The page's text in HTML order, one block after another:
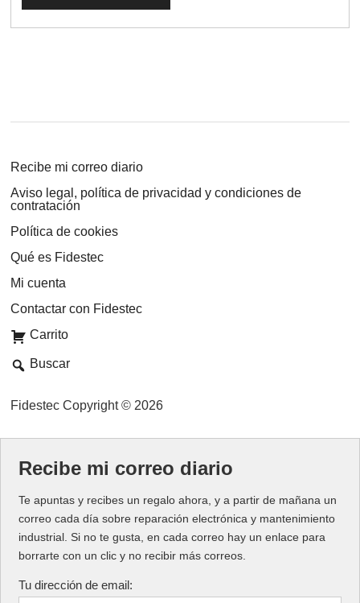
Recibe mi correo diario
Aviso legal, política de privacidad y condiciones de
contratación
Política de cookies
Qué es Fidestec
Mi cuenta
Contactar con Fidestec
Carrito
Buscar
Fidestec Copyright © 2026
Recibe mi correo diario
Te apuntas y recibes un regalo ahora, y a partir de mañana un
correo cada día sobre reparación electrónica y mantenimiento
industrial. Si no te gusta, en cada correo hay un enlace para
borrarte con un clic y no recibir más correos.
Tu dirección de email: